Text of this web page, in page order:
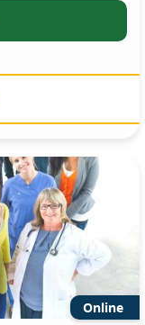
Online